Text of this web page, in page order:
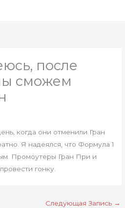
после
сможем
когда они отменили Гран
Я надеялся, что Формула 1
Промоутеры Гран При и
гонку.
Следующая Запись →